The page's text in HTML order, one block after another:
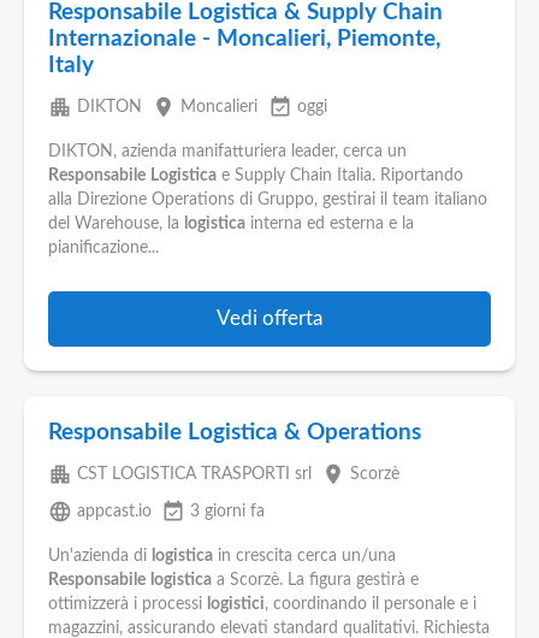
Responsabile Logistica & Supply Chain
Internazionale - Moncalieri, Piemonte,
Italy
apartment DIKTON place Moncalieri event_available oggi
DIKTON, azienda manifatturiera leader, cerca un
Responsabile Logistica e Supply Chain Italia. Riportando
alla Direzione Operations di Gruppo, gestirai il team italiano
del Warehouse, la logistica interna ed esterna e la
pianificazione...
Vedi offerta
Responsabile Logistica & Operations
apartment CST LOGISTICA TRASPORTI srl place Scorzè
language appcast.io event_available 3 giorni fa
Un'azienda di logistica in crescita cerca un/una
Responsabile logistica a Scorzè. La figura gestirà e
ottimizzerà i processi logistici, coordinando il personale e i
magazzini, assicurando elevati standard qualitativi. Richiesta